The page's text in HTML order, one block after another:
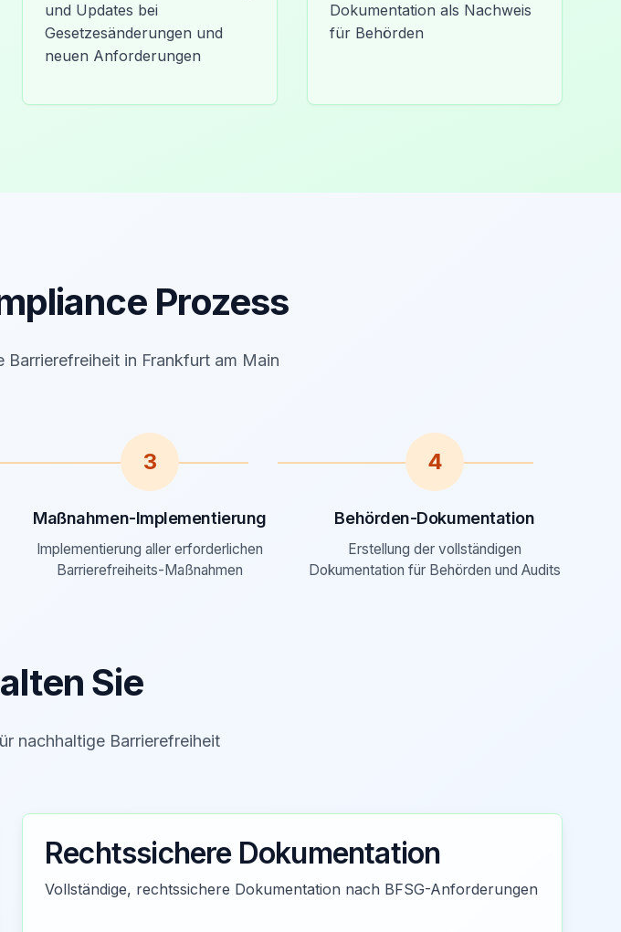
und Updates bei
Gesetzesänderungen und
neuen Anforderungen
Dokumentation als Nachweis
für Behörden
Prozess
in Frankfurt am Main
3
Maßnahmen-Implementierung
Implementierung aller erforderlichen
Barrierefreiheits-Maßnahmen
4
Behörden-Dokumentation
Erstellung der vollständigen
Dokumentation für Behörden und Audits
Sie
nachhaltige Barrierefreiheit
Rechtssichere Dokumentation
Vollständige, rechtssichere Dokumentation nach BFSG-Anforderungen